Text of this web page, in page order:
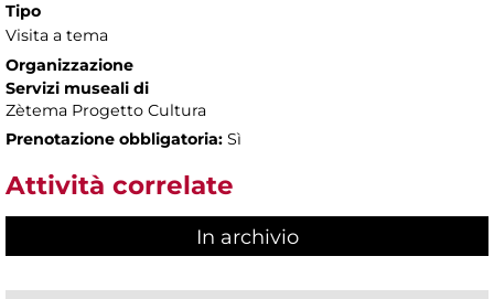
Tipo
Visita a tema
Organizzazione
Servizi museali di
Zètema Progetto Cultura
Prenotazione obbligatoria: Sì
Attività correlate
In archivio